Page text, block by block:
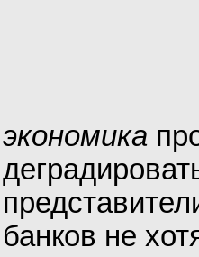
экономика
банков не